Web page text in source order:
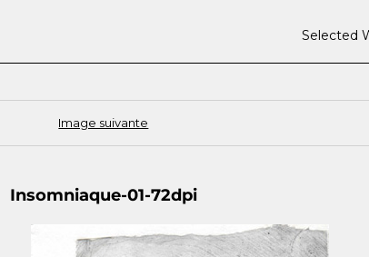
Selected
Image suivante
Insomniaque-01-72dpi